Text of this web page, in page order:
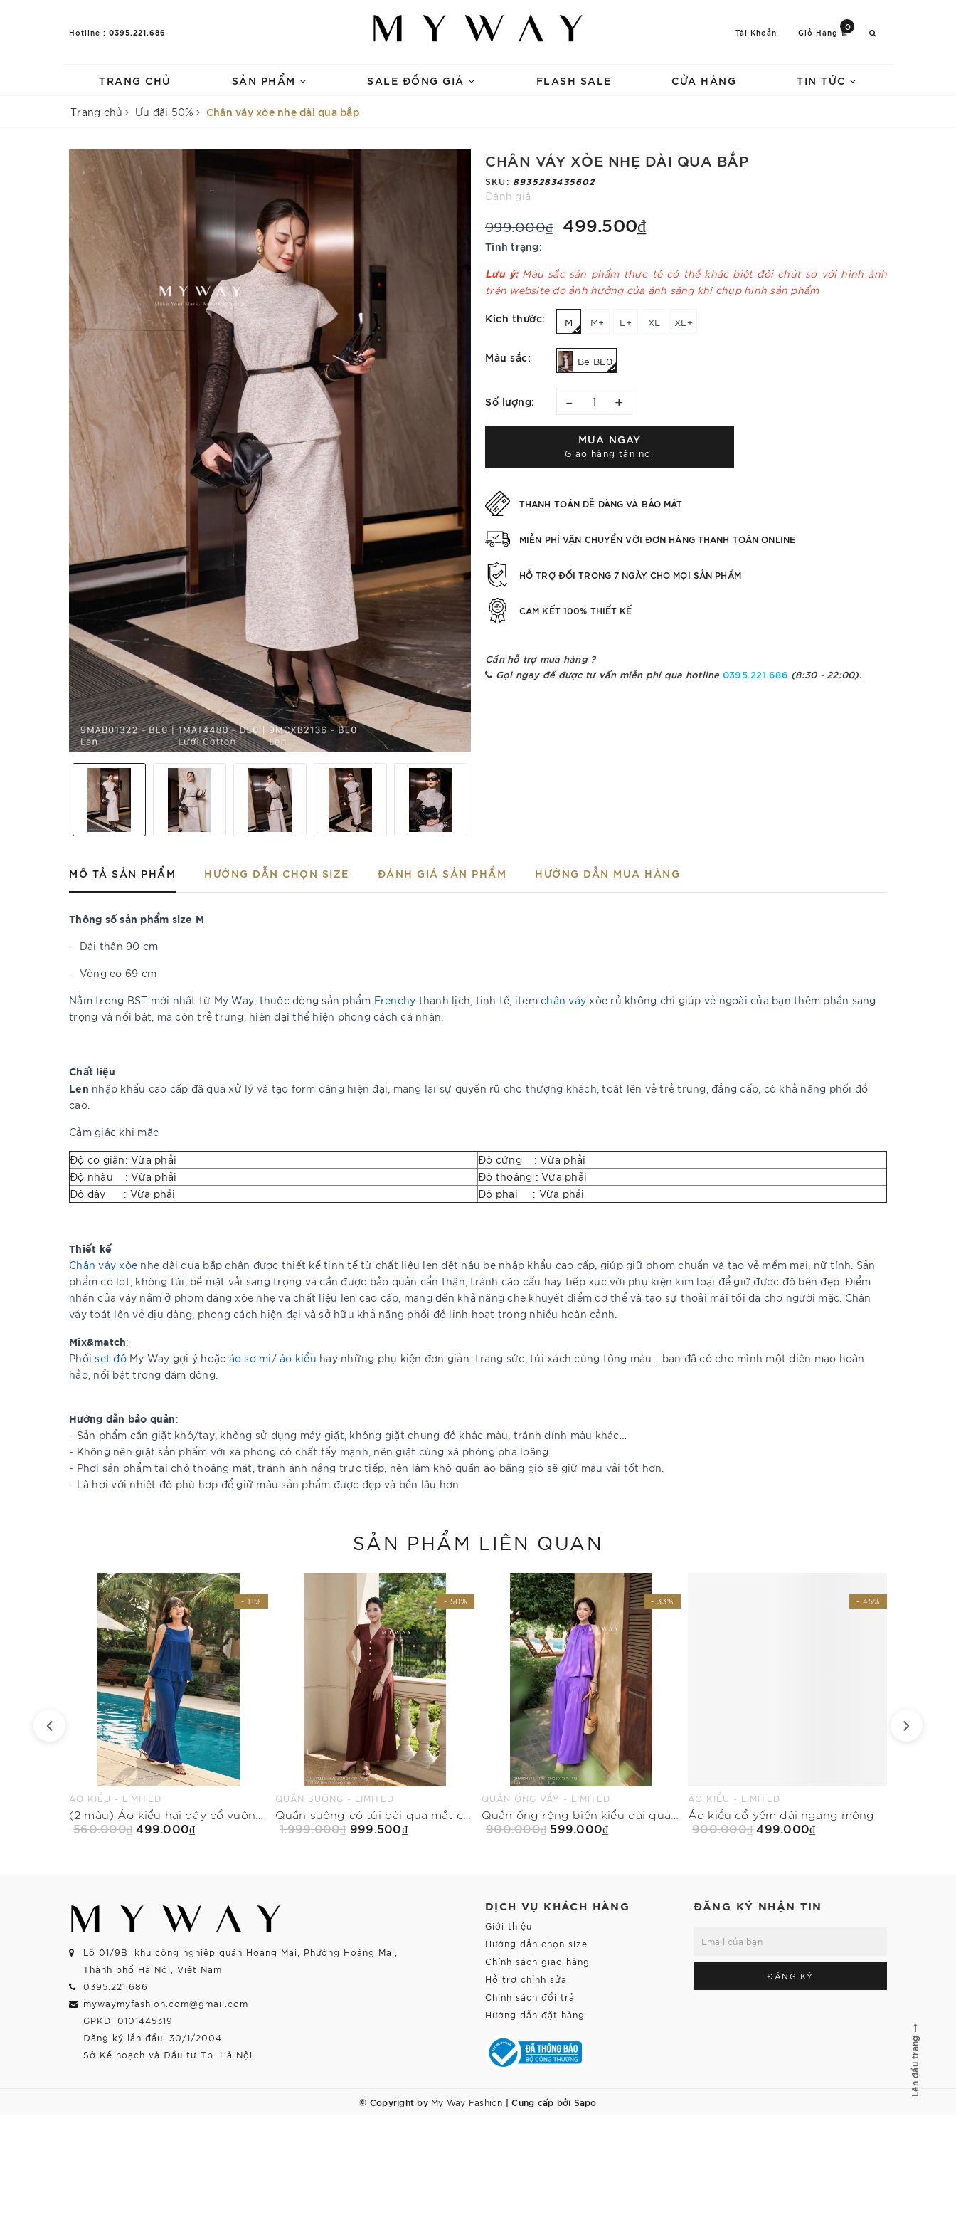
Hotline : 0395.221.686 Tài Khoản Giỏ Hàng
0
TRANG CHỦ SẢN PHẨM SALE ĐỒNG GIÁ FLASH SALE CỬA HÀNG TIN TỨC
Trang chủ Ưu đãi 50% Chân váy xòe nhẹ dài qua bắp
CHÂN VÁY XÒE NHẸ DÀI QUA BẮP
SKU: 8935283435602
Đánh giá
999.000₫ 499.500₫
Tình trạng:
Lưu ý: Màu sắc sản phẩm thực tế có thể khác biệt đôi chút so với hình ảnh
trên website do ảnh hưởng của ánh sáng khi chụp hình sản phẩm
Kích thước: M M+ L+ XL XL+
Màu sắc: Be BE0
Số lượng: – +
MUA NGAY
Giao hàng tận nơi
THANH TOÁN DỄ DÀNG VÀ BẢO MẬT
MIỄN PHÍ VẬN CHUYỂN VỚI ĐƠN HÀNG THANH TOÁN ONLINE
HỖ TRỢ ĐỔI TRONG 7 NGÀY CHO MỌI SẢN PHẨM
CAM KẾT 100% THIẾT KẾ
Cần hỗ trợ mua hàng ?
Gọi ngay để được tư vấn miễn phí qua hotline 0395.221.686 (8:30 - 22:00).
MÔ TẢ SẢN PHẨM HƯỚNG DẪN CHỌN SIZE ĐÁNH GIÁ SẢN PHẨM HƯỚNG DẪN MUA HÀNG
Thông số sản phẩm size M
- Dài thân 90 cm
- Vòng eo 69 cm
Nằm trong BST mới nhất từ My Way, thuộc dòng sản phẩm Frenchy thanh lịch, tinh tế, item chân váy xòe rủ không chỉ giúp vẻ ngoài của bạn thêm phần sang
trọng và nổi bật, mà còn trẻ trung, hiện đại thể hiện phong cách cá nhân.
Chất liệu
Len nhập khẩu cao cấp đã qua xử lý và tạo form dáng hiện đại, mang lại sự quyến rũ cho thượng khách, toát lên vẻ trẻ trung, đẳng cấp, có khả năng phối đồ
cao.
Cảm giác khi mặc
Độ co giãn: Vừa phải
Độ cứng : Vừa phải
Độ nhàu : Vừa phải
Độ thoáng : Vừa phải
Độ dày : Vừa phải
Độ phai : Vừa phải
Thiết kế
Chân váy xòe nhẹ dài qua bắp chân được thiết kế tinh tế từ chất liệu len dệt nâu be nhập khẩu cao cấp, giúp giữ phom chuẩn và tạo vẻ mềm mại, nữ tính. Sản
phẩm có lót, không túi, bề mặt vải sang trọng và cần được bảo quản cẩn thận, tránh cào cấu hay tiếp xúc với phụ kiện kim loại để giữ được độ bền đẹp. Điểm
nhấn của váy nằm ở phom dáng xòe nhẹ và chất liệu len cao cấp, mang đến khả năng che khuyết điểm cơ thể và tạo sự thoải mái tối đa cho người mặc. Chân
váy toát lên vẻ dịu dàng, phong cách hiện đại và sở hữu khả năng phối đồ linh hoạt trong nhiều hoàn cảnh.
Mix&match:
Phốiset đồMy Way gợi ý hoặc áo sơ mi/ áo kiểu hay những phụ kiện đơn giản: trang sức, túi xách cùng tông màu... bạn đã có cho mình một diện mạo hoàn
hảo, nổi bật trong đám đông.
Hướng dẫn bảo quản:
- Sản phẩm cần giặt khô/tay, không sử dụng máy giặt, không giặt chung đồ khác màu, tránh dính màu khác…
- Không nên giặt sản phẩm với xà phòng có chất tẩy mạnh, nên giặt cùng xà phòng pha loãng.
- Phơi sản phẩm tại chỗ thoáng mát, tránh ánh nắng trực tiếp, nên làm khô quần áo bằng gió sẽ giữ màu vải tốt hơn.
- Là hơi với nhiệt độ phù hợp để giữ màu sản phẩm được đẹp và bền lâu hơn
SẢN PHẨM LIÊN QUAN
- 11%
ÁO KIỂU - LIMITED
560.000₫ 499.000₫
- 50%
QUẦN SUÔNG - LIMITED
Quần suông có túi dài qua mắt cá điểm nhấn tầng
1.999.000₫ 999.500₫
- 33%
QUẦN ỐNG VẨY - LIMITED
900.000₫ 599.000₫
- 45%
ÁO KIỂU - LIMITED
Áo kiểu cổ yếm dài ngang mông
900.000₫ 499.000₫
Lô 01/9B, khu công nghiệp quận Hoàng Mai, Phường Hoàng Mai,
Thành phố Hà Nội, Việt Nam
0395.221.686
mywaymyfashion.com@gmail.com
GPKD: 0101445319
Đăng ký lần đầu: 30/1/2004
Sở Kế hoạch và Đầu tư Tp. Hà Nội
DỊCH VỤ KHÁCH HÀNG
Giới thiệu
Hướng dẫn chọn size
Chính sách giao hàng
Hỗ trợ chỉnh sửa
Chính sách đổi trả
Hướng dẫn đặt hàng
ĐĂNG KÝ NHẬN TIN
ĐĂNG KÝ
© Copyright by My Way Fashion | Cung cấp bởi Sapo
Lên đầu trang